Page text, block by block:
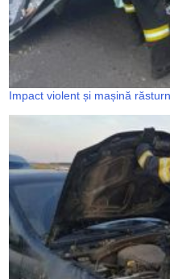
Impact violent și mașină